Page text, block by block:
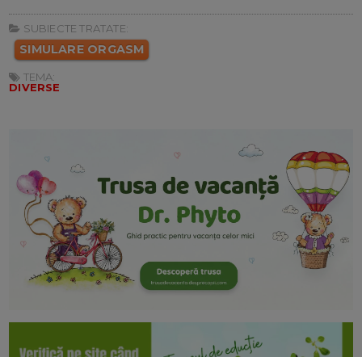
SUBIECTE TRATATE:
SIMULARE ORGASM
TEMA:
DIVERSE